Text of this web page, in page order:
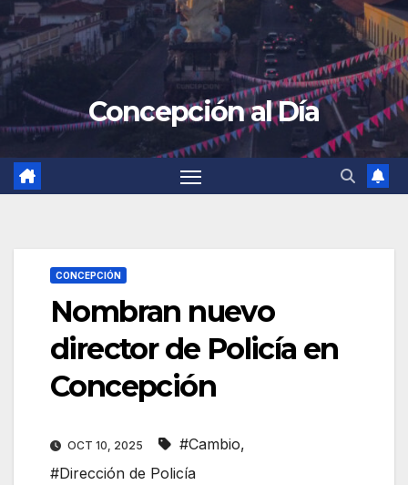
Concepción al Día
CONCEPCIÓN
Nombran nuevo
director de Policía en
Concepción
OCT 10, 2025 #Cambio,
#Dirección de Policía